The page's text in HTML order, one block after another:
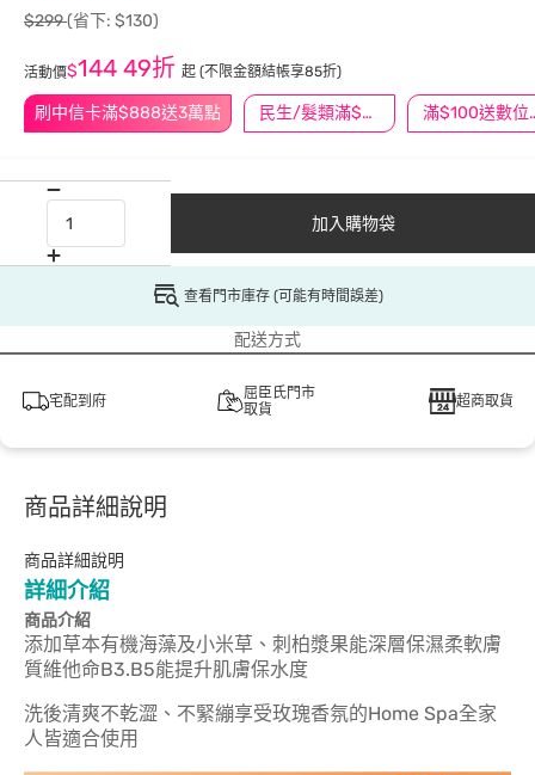
刷中信卡滿$888送3萬點 民生/髮類滿$388送舒潔冰巾 滿
$299(省下: $130)
活動價$144 49折 起 (不限金額結帳享85折)
加入購物袋
查看門市庫存 (可能有時間誤差)
配送方式
宅配到府
屈臣氏門市
取貨
超商取貨
商品詳細說明
商品詳細說明
詳細介紹
商品介紹
添加草本有機海藻及小米草、刺柏漿果能深層保濕柔軟膚
質維他命B3.B5能提升肌膚保水度
洗後清爽不乾澀、不緊繃享受玫瑰香氛的Home Spa全家
人皆適合使用